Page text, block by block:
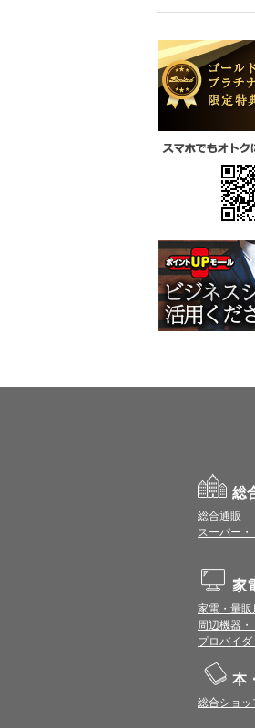
総
総合通販
スーパー
家
家電・量販
周辺機器・
プロバイ
本
総合ショッ